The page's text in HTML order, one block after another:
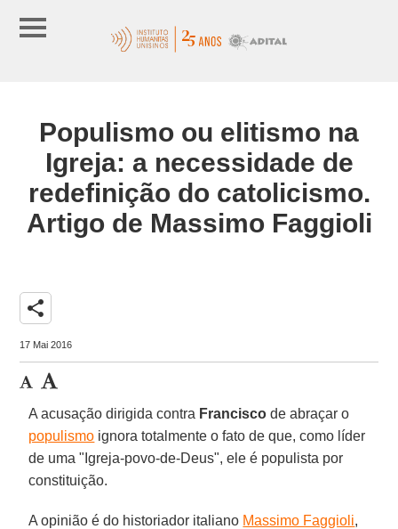
Populismo ou elitismo na
Igreja: a necessidade de
redefinição do catolicismo.
Artigo de Massimo Faggioli
share
17 Mai 2016
A acusação dirigida contra Francisco de abraçar o
populismo ignora totalmente o fato de que, como líder
de uma "Igreja-povo-de-Deus", ele é populista por
constituição.
A opinião é do historiador italiano Massimo Faggioli,